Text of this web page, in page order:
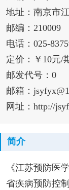
地址：南京市
邮编：210009
电话：025-
定价：￥10元/
邮发代号：0
邮箱：
网址：http://
简介
《江苏预防医
省疾病预防控